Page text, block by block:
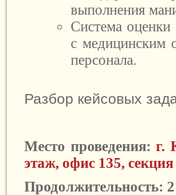
выполнения
Система оценки
с медицинским
персонала.
Разбор кейсовых
Место проведения: г.
этаж, офис 135,
Продолжительность: